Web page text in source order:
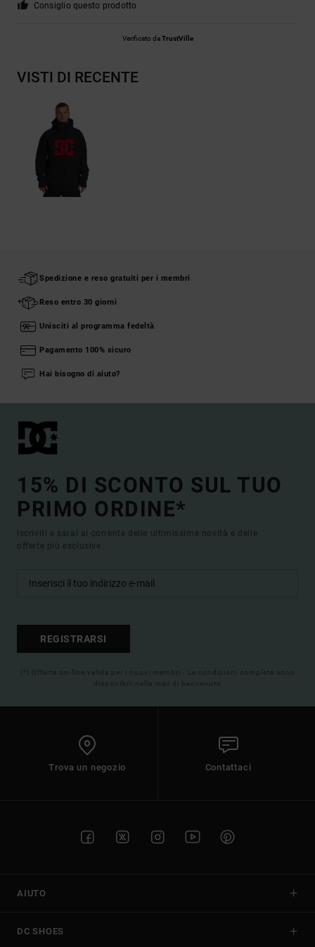
Consiglio questo prodotto
Verificato daTrustVille
VISTI DI RECENTE
Spedizione e reso gratuiti per i membri
Reso entro 30 giorni
Unisciti al programma fedeltà
Pagamento 100% sicuro
Hai bisogno di aiuto?
15% DI SCONTO SUL TUO
PRIMO ORDINE*
Iscriviti e sarai al corrente delle ultimissime novità e delle
offerte più esclusive.
REGISTRARSI
(*) Offerta on-line valida per i nuovi membri - Le condizioni complete sono
disponibili nella mail di benvenuto
Trova un negozio Contattaci
AIUTO
DC SHOES